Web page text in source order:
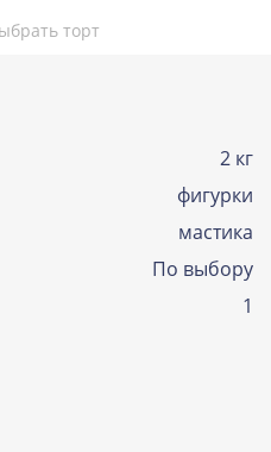
торт
2 кг
фигурки
мастика
По выбору
1